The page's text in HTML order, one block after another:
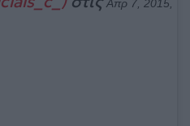
Απρ 7, 2015,